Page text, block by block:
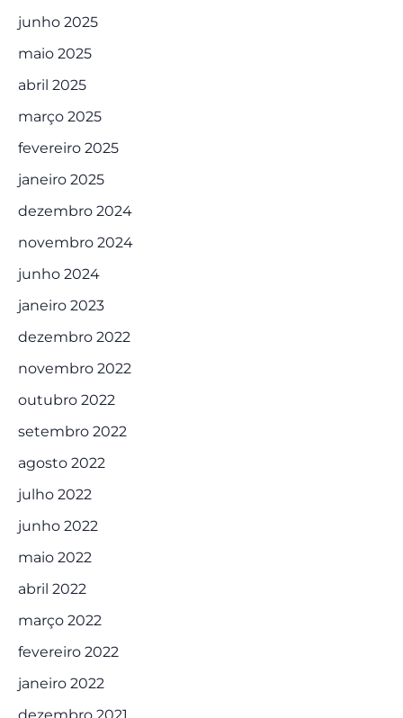
junho 2025
maio 2025
abril 2025
março 2025
fevereiro 2025
janeiro 2025
dezembro 2024
novembro 2024
junho 2024
janeiro 2023
dezembro 2022
novembro 2022
outubro 2022
setembro 2022
agosto 2022
julho 2022
junho 2022
maio 2022
abril 2022
março 2022
fevereiro 2022
janeiro 2022